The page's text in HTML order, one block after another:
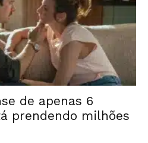
de apenas 6
prendendo milhões